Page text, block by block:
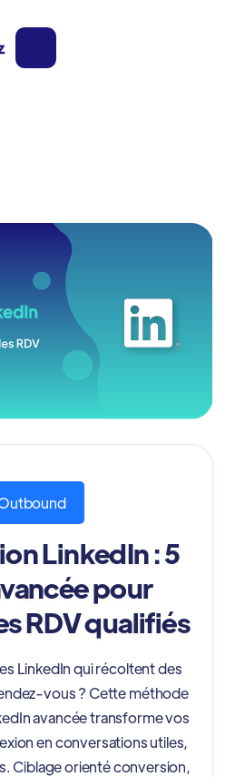
LinkedIn : 5
pour
RDV qualifiés
LinkedIn qui récoltent des
vous ? Cette méthode
avancée transforme vos
en conversations utiles,
Ciblage orienté conversion,